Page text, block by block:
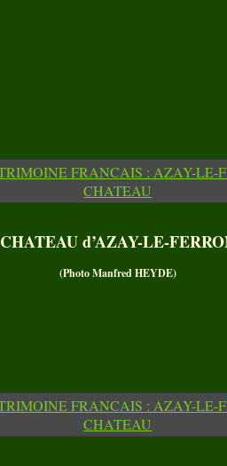
CHATEAU d’AZAY-LE-
(Photo Manfred HEYDE)